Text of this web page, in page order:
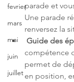
fevrier
mars
mai
juin
juillet
parade et
Une parade
renversez la
Guide des
compétence
permet de
en position,